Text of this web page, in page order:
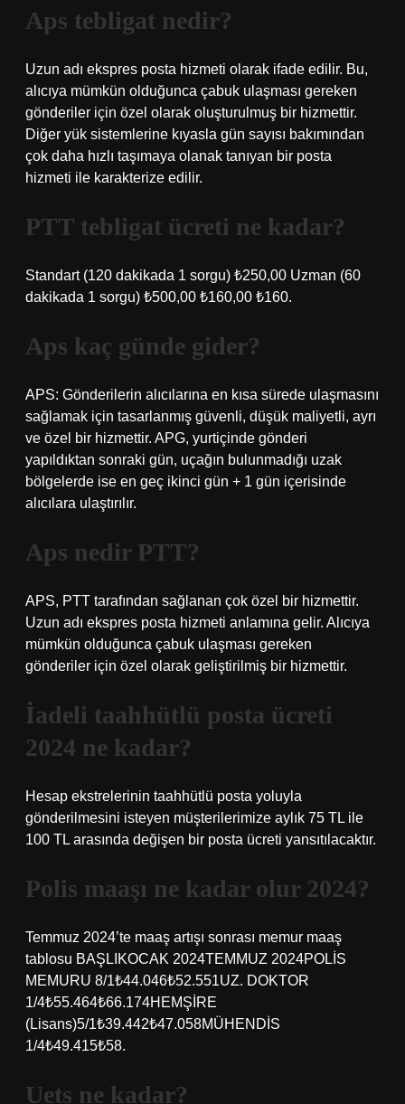
Aps tebligat nedir?
Uzun adı ekspres posta hizmeti olarak ifade edilir. Bu,
alıcıya mümkün olduğunca çabuk ulaşması gereken
gönderiler için özel olarak oluşturulmuş bir hizmettir.
Diğer yük sistemlerine kıyasla gün sayısı bakımından
çok daha hızlı taşımaya olanak tanıyan bir posta
hizmeti ile karakterize edilir.
PTT tebligat ücreti ne kadar?
Standart (120 dakikada 1 sorgu) ₺250,00 Uzman (60
dakikada 1 sorgu) ₺500,00 ₺160,00 ₺160.
Aps kaç günde gider?
APS: Gönderilerin alıcılarına en kısa sürede ulaşmasını
sağlamak için tasarlanmış güvenli, düşük maliyetli, ayrı
ve özel bir hizmettir. APG, yurtiçinde gönderi
yapıldıktan sonraki gün, uçağın bulunmadığı uzak
bölgelerde ise en geç ikinci gün + 1 gün içerisinde
alıcılara ulaştırılır.
Aps nedir PTT?
APS, PTT tarafından sağlanan çok özel bir hizmettir.
Uzun adı ekspres posta hizmeti anlamına gelir. Alıcıya
mümkün olduğunca çabuk ulaşması gereken
gönderiler için özel olarak geliştirilmiş bir hizmettir.
İadeli taahhütlü posta ücreti
2024 ne kadar?
Hesap ekstrelerinin taahhütlü posta yoluyla
gönderilmesini isteyen müşterilerimize aylık 75 TL ile
100 TL arasında değişen bir posta ücreti yansıtılacaktır.
Polis maaşı ne kadar olur 2024?
Temmuz 2024’te maaş artışı sonrası memur maaş
tablosu BAŞLIKOCAK 2024TEMMUZ 2024POLİS
MEMURU 8/1₺44.046₺52.551UZ. DOKTOR
1/4₺55.464₺66.174HEMŞİRE
(Lisans)5/1₺39.442₺47.058MÜHENDİS
1/4₺49.415₺58.
Uets ne kadar?